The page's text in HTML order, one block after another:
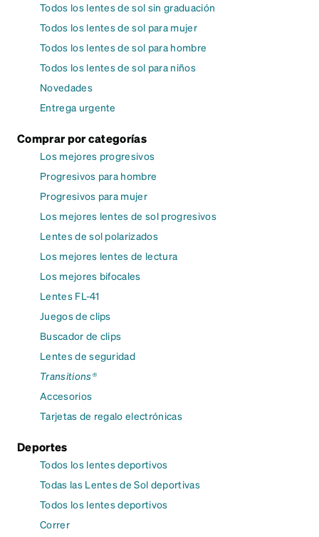
Todos los lentes de sol sin graduación
Todos los lentes de sol para mujer
Todos los lentes de sol para hombre
Todos los lentes de sol para niños
Novedades
Entrega urgente
Comprar por categorías
Los mejores progresivos
Progresivos para hombre
Progresivos para mujer
Los mejores lentes de sol progresivos
Lentes de sol polarizados
Los mejores lentes de lectura
Los mejores bifocales
Lentes FL-41
Juegos de clips
Buscador de clips
Lentes de seguridad
Transitions®
Accesorios
Tarjetas de regalo electrónicas
Deportes
Todos los lentes deportivos
Todas las Lentes de Sol deportivas
Todos los lentes deportivos
Correr